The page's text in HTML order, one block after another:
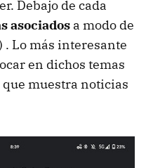
Debajo de cada
asociados a modo de
. Lo más interesante
en dichos temas
muestra noticias